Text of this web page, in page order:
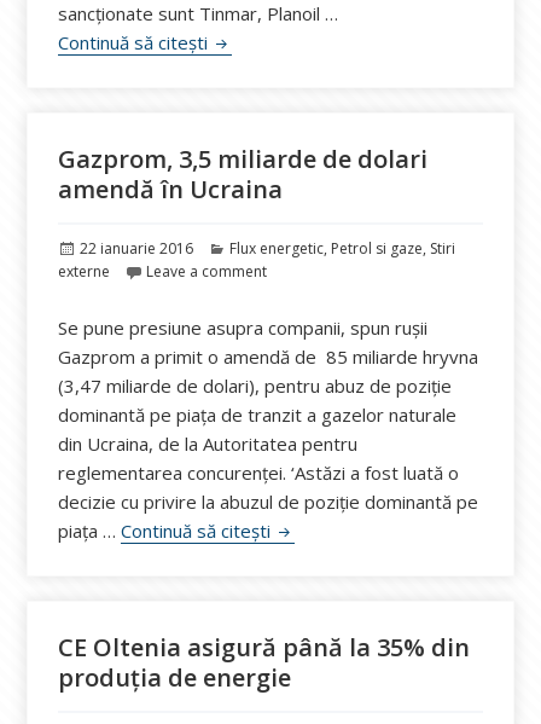
sancționate sunt Tinmar, Planoil …
Continuă să citești Cartel, sancționat de Consiliul
Gazprom, 3,5 miliarde de dolari
amendă în Ucraina
Publicat
pe
22 ianuarie 2016 Categorii
Flux energetic, Petrol si gaze, Stiri
externe
Leave a comment
Se pune presiune asupra companii, spun rușii
Gazprom a primit o amendă de 85 miliarde hryvna
(3,47 miliarde de dolari), pentru abuz de poziție
dominantă pe piața de tranzit a gazelor naturale
din Ucraina, de la Autoritatea pentru
reglementarea concurenței. ‘Astăzi a fost luată o
decizie cu privire la abuzul de poziție dominantă pe
piața …Continuă să citești Gazprom, 3,5 miliarde de dolari
CE Oltenia asigură până la 35% din
produția de energie